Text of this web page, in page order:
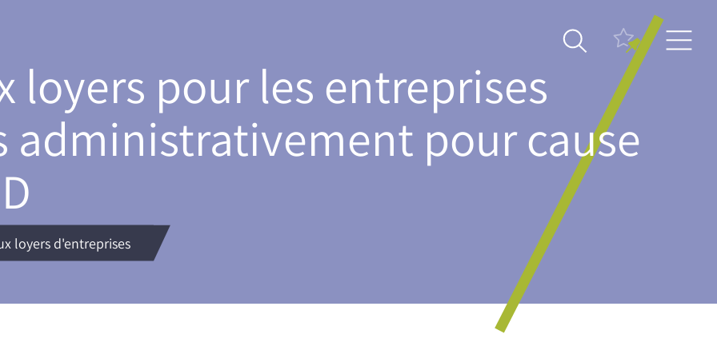
loyers pour les entreprises
administrativement pour cause
loyers d'entreprises